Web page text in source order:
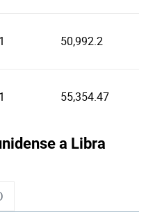
50,992.2
55,354.47
a Libra